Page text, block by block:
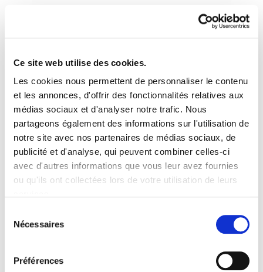
Ce site web utilise des cookies.
Les cookies nous permettent de personnaliser le contenu
et les annonces, d'offrir des fonctionnalités relatives aux
médias sociaux et d'analyser notre trafic. Nous
partageons également des informations sur l'utilisation de
notre site avec nos partenaires de médias sociaux, de
publicité et d'analyse, qui peuvent combiner celles-ci
avec d'autres informations que vous leur avez fournies
ou qu'ils ont collectées lors de votre utilisation de leurs
Nécessaires
Préférences
Enbata + Alda! 2032
Enbata-Alda2032(123).pdf1.1 MB
PLAN DU SITE ACCESSIBILITÉ CONTACT
Manu Robles-Arangiz Institutua Fundazioa
Corderliers karrika 20 - 64100 Baiona -
Contact